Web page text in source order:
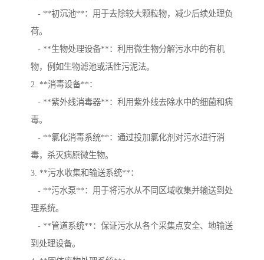
- **初沉池**：用于去除较大颗粒物，减少后续处理负
荷。
- **生物处理设备**：利用微生物分解污水中的有机
物，例如生物滤池或活性污泥法。
2. **消毒设备**：
- **紫外线消毒器**：利用紫外线去除水中的细菌和病
毒。
- **氯化消毒系统**：通过投加氯化剂对污水进行消
毒，杀灭病原微生物。
3. **污水收集和输送系统**：
- **污水泵**：用于将污水从不同区域收集并输送到处
理系统。
- **管道系统**：保证污水从各个采集点安全、地输送
到处理设备。